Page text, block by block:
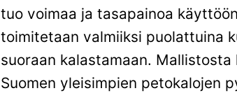
tuo voimaa ja tasapainoa
toimitetaan valmiiksi puolattuina
suoraan kalastamaan.
Suomen yleisimpien petokalojen